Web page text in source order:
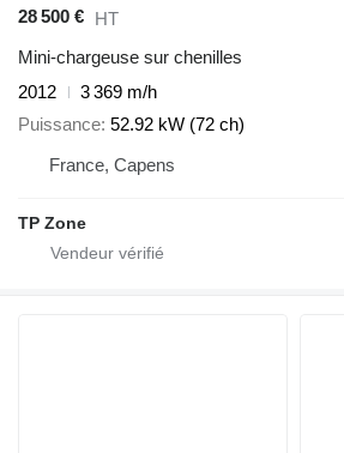
28 500 € HT
Mini-chargeuse sur chenilles
2012
3 369 m/h
Puissance 52.92 kW (72 ch)
France, Capens
TP Zone